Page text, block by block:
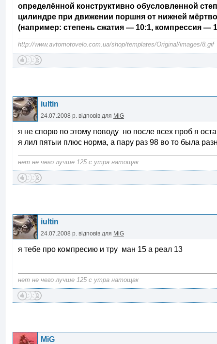
определённой конструктивно обусловленной
цилиндре при движении поршня от нижней
(например: степень сжатия — 10:1, компрессия —
http://www.avtomotovelo.com.ua/shop/templates/Original/images/8.gif
iultin
24.07.2008 р. відповів для MiG
я не спорю по этому поводу но после всех проб я
я лил пятыи плюс норма, а пару раз 98 во то была
нет не чего лучше 125 с утра натощак
iultin
24.07.2008 р. відповів для MiG
я тебе про компресию и тру ман 15 а реал 13
нет не чего лучше 125 с утра натощак
MiG